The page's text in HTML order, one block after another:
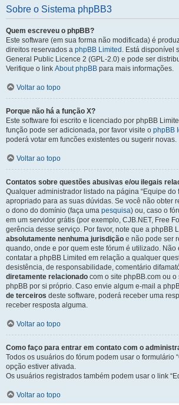
Sobre o Sistema phpBB3
Quem escreveu o phpBB?
Este software (em sua forma não modificada) é
direitos reservados a phpBB Limited . Está disponível
General Public Licence 2 (GPL-2.0) e pode ser
Verifique o link About phpBB para mais informações.
Voltar ao topo
Porque não há a função X?
Este software foi escrito e licenciado por phpBB
função pode ser adicionada, por favor visite o phpBB
poderá votar em funcões existentes ou sugerir novas.
Voltar ao topo
Contatos sobre questões abusivas e/ou ilegais
Qualquer administrador listado na página “Equipe do
apropriado para as suas dúvidas. Se você não obter
o dono do domínio (faça uma pesquisa) ou, caso o
em um servidor grátis (por exemplo, CJB.NET, Free
gerência desse serviço. Por favor, note que a phpBB
absolutamente nenhuma jurisdição e não pode ser
quando, onde e por quem este fórum é utilizado. Não
contatar a phpBB Limited em relação a qualquer
desistência, de responsabilidade, comentário
diretamente relacionado com o site phpBB.com ou
phpBB por si próprio. Caso envie algum e-mail a
de terceiros deste software, poderá receber uma
receber resposta alguma.
Voltar ao topo
Como faço para entrar em contato com o
Todos os usuários do fórum podem usar o formulário
opção estiver ativada.
Os usuários registrados também podem usar o link
Voltar ao topo